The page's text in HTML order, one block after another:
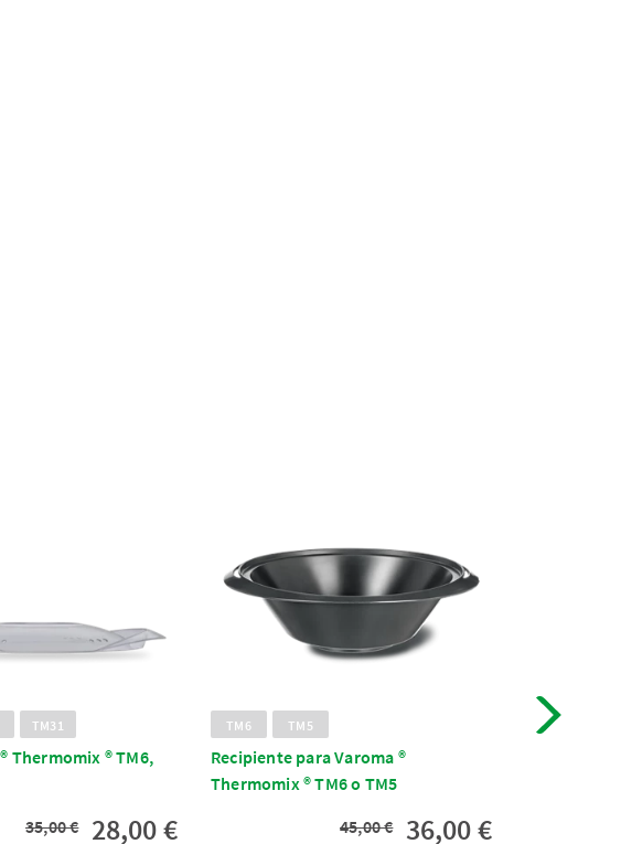
TM31
Thermomix ® TM6,
35,00 €
28,00 €
TM6 TM5
Recipiente para Varoma ®
Thermomix ® TM6 o TM5
45,00 €
36,00 €
TM7